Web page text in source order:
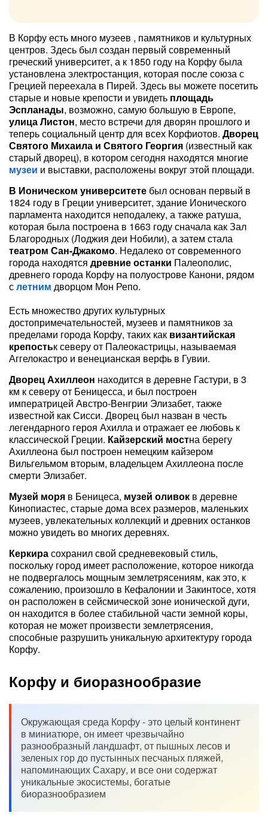
В Корфу есть много музеев , памятников и культурных
центров. Здесь был создан первый современный
греческий университет, а к 1850 году на Корфу была
установлена ​​электростанция, которая после союза с
Грецией переехала в Пирей. Здесь вы можете посетить
старые и новые крепости и увидеть площадь
Эспланады, возможно, самую большую в Европе,
улица Листон, место встречи для дворян прошлого и
теперь социальный центр для всех Корфиотов. Дворец
Святого Михаила и Святого Георгия (известный как
старый дворец), в котором сегодня находятся многие
музеи и выставки, расположены вокруг этой площади.
В Ионическом университете был основан первый в
1824 году в Греции университет, здание Ионического
парламента находится неподалеку, а также ратуша,
которая была построена в 1663 году сначала как Зал
Благородных (Лоджия деи Нобили), а затем стала
театром Сан-Джакомо. Недалеко от современного
города находятся древние останки Палеополис,
древнего города Корфу на полуострове Канони, рядом
слетним дворцом Мон Репо.
Есть множество других культурных
достопримечательностей, музеев и памятников за
пределами города Корфу, таких как византийская
крепостьк северу от Палеокастрицы, называемая
Аггелокастро и венецианская верфь в Гувии.
Дворец Ахиллеон находится в деревне Гастури, в 3
км к северу от Беницесса, и был построен
императрицей Австро-Венгрии Элизабет, также
известной как Сисси. Дворец был назван в честь
легендарного героя Ахилла и отражает ее любовь к
классической Греции. Кайзерский мостна берегу
Ахиллеона был построен немецким кайзером
Вильгельмом вторым, владельцем Ахиллеона после
смерти Элизабет.
Музей моря в Беницеса, музей оливок в деревне
Кинопиастес, старые дома всех размеров, маленьких
музеев, увлекательных коллекций и древних останков
можно увидеть во многих деревнях.
Керкирасохранил свой средневековый стиль,
поскольку город имеет расположение, которое никогда
не подвергалось мощным землетрясениям, как это, к
сожалению, произошло в Кефалонии и Закинтосе, хотя
он расположен в сейсмической зоне ионической дуги,
он находится в более стабильной части земной коры,
которая не может произвести землетрясения,
способные разрушить уникальную архитектуру города
Корфу.
Корфу и биоразнообразие
Окружающая среда Корфу - это целый континент
в миниатюре, он имеет чрезвычайно
разнообразный ландшафт, от пышных лесов и
зеленых гор до пустынных песчаных пляжей,
напоминающих Сахару, и все они содержат
уникальные экосистемы, богатые
биоразнообразием